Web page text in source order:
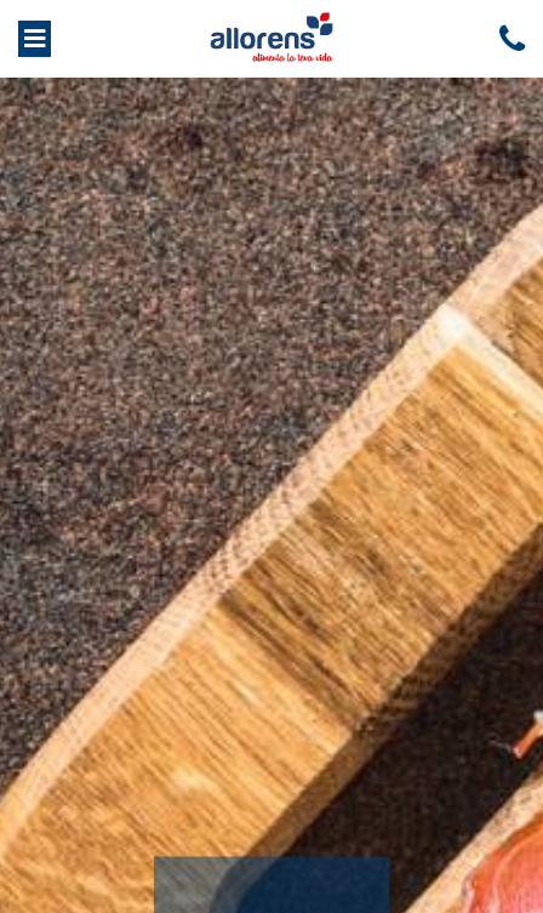
INICIO
OFERTAS
EMPRESA
Quiénes somos
Servicios
Condis
RSC
Trabaja con nosotros
Factura online
PRODUCTOS
Frutas y
verduras
Congelados Carnicería Charcutería
Panadería
Comida
preparada
Alimentación Bebidas
Productos
ecológicos
Limpieza
Perfumería,
higiene y
bebés
Mascotas
MARCAS
CONTACTO